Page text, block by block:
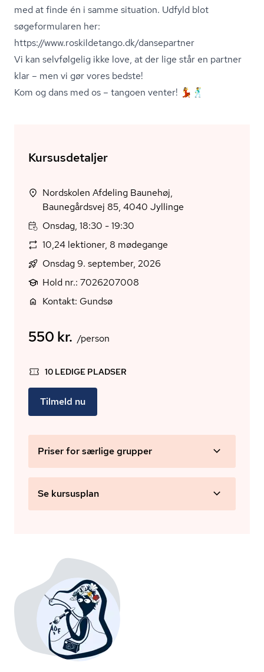
med at finde én i samme situation. Udfyld blot
søgeformularen her:
https://www.roskildetango.dk/dansepartner
Vi kan selvfølgelig ikke love, at der lige står en partner
klar – men vi gør vores bedste!
Kom og dans med os – tangoen venter! 💃🕺
Kursusdetaljer
Nordskolen Afdeling Baunehøj,
Baunegårdsvej 85, 4040 Jyllinge
Onsdag, 18:30 - 19:30
10,24 lektioner, 8 mødegange
Onsdag 9. september, 2026
Hold nr.: 7026207008
Kontakt: Gundsø
550 kr. /person
10 LEDIGE PLADSER
Tilmeld nu
Priser for særlige grupper
Se kursusplan